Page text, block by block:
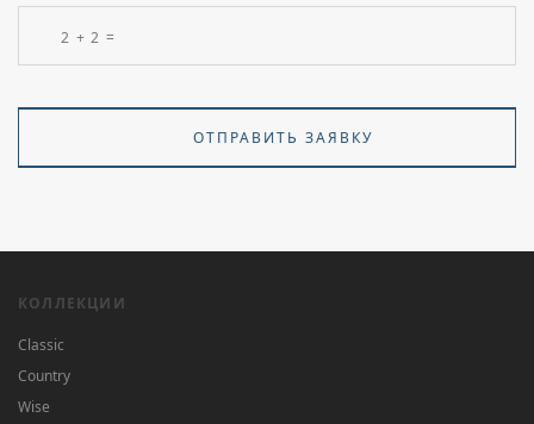
ОТПРАВИТЬ ЗАЯВКУ
КОЛЛЕКЦИИ
Classic
Country
Wise